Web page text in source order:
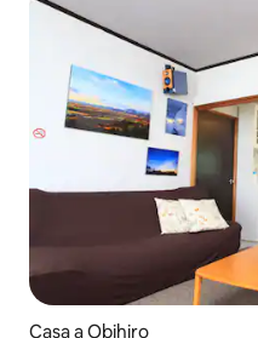
Casa a Obihiro